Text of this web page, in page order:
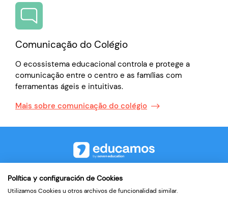
Comunicação do Colégio
O ecossistema educacional controla e protege a
comunicação entre o centro e as famílias com
ferramentas ágeis e intuitivas.
Mais sobre comunicação do colégio
Contato
Política y configuración de Cookies
Utilizamos Cookies u otros archivos de funcionalidad similar.